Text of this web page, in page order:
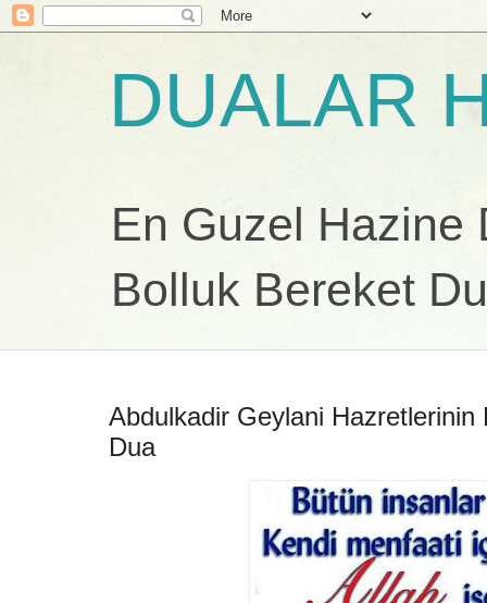
DUALAR
En Guzel Hazine
Bolluk Bereket
Abdulkadir Geylani Hazretlerinin
Dua